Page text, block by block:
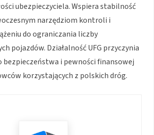
ubezpieczyciela. Wspiera stabilność
narzędziom kontroli i
do ograniczania liczby
pojazdów. Działalność UFG przyczynia
bezpieczeństwa i pewności finansowej
korzystających z polskich dróg.